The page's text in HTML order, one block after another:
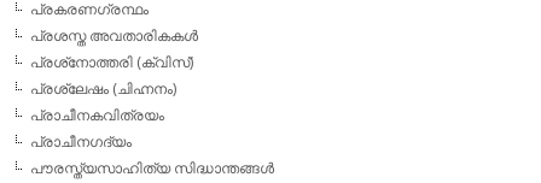
പ്രകരണഗ്രന്ഥം
പ്രശസ്ത അവതാരികകള്‍
പ്രശ്‌നോത്തരി (ക്വിസ്)
പ്രശ്ലേഷം (ചിഹ്നനം)
പ്രാചീനകവിത്രയം
പ്രാചീനഗദ്യം
പൗരസ്ത്യസാഹിത്യ സിദ്ധാന്തങ്ങള്‍